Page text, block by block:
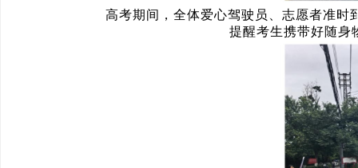
高考期间，全体爱心驾驶员、志愿者准时
提醒考生携带好随身